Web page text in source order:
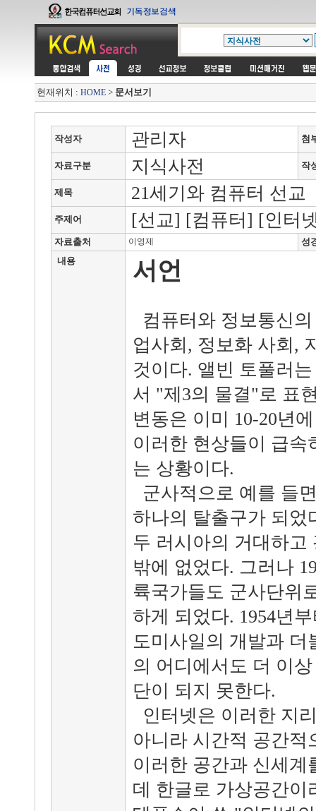
현재위치 : HOME > 문서보기
작성자 관리자 첨
자료구분 지식사전 작
제목 21세기와 컴퓨터 선교
주제어 [선교] [컴퓨터] [인터
자료출처 이영제
성
내용
서언
컴퓨터와 정보통신
업사회, 정보화 사회,
것이다. 앨빈 토풀러
서 "제3의 물결"로 표
변동은 이미 10-20년
이러한 현상들이 급속
는 상황이다.
군사적으로 예를 들
하나의 탈출구가 되었
두 러시아의 거대하고
밖에 없었다. 그러나
륙국가들도 군사단위
하게 되었다. 1954년
도미사일의 개발과 더
의 어디에서도 더 이
단이 되지 못한다.
인터넷은 이러한 지
아니라 시간적 공간적
이러한 공간과 신세계
데 한글로 가상공간이